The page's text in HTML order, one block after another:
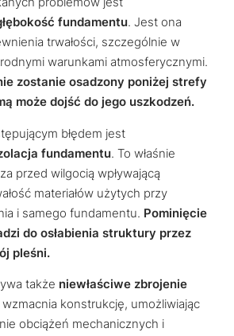
fundamentu. Jest ona
trwałości, szczególnie w
warunkami atmosferycznymi.
zostanie osadzony poniżej strefy
może dojść do jego uszkodzeń.
błędem jest
fundamentu. To właśnie
przed wilgocią wpływającą
materiałów użytych przy
i samego fundamentu. Pominięcie
do osłabienia struktury przez
pleśni.
także niewłaściwe zbrojenie
konstrukcję, umożliwiając
obciążeń mechanicznych i